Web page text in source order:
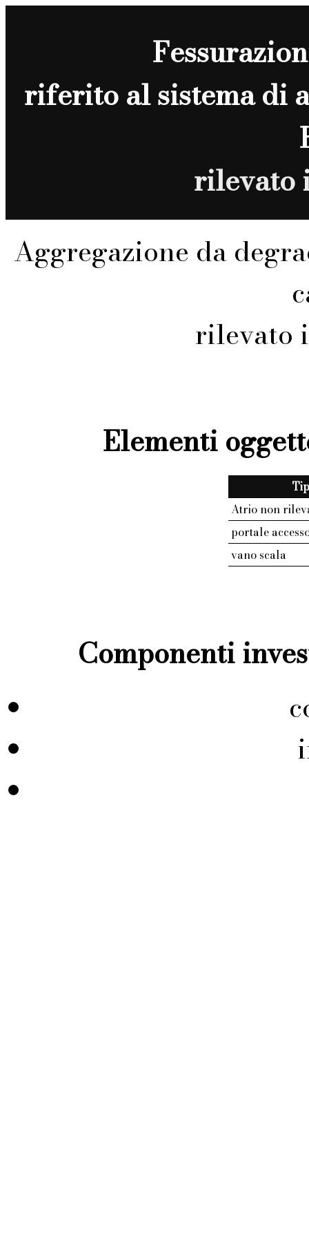
riferito al sistema di
rilevato
Aggregazione da
rilevato
Elementi
Atrio non
portale
vano scala
Componenti